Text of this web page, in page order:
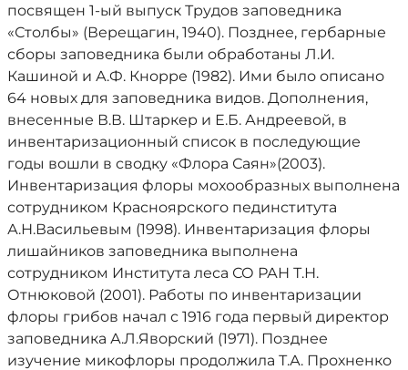
посвящен 1-ый выпуск Трудов заповедника
«Столбы» (Верещагин, 1940). Позднее, гербарные
сборы заповедника были обработаны Л.И.
Кашиной и А.Ф. Кнорре (1982). Ими было описано
64 новых для заповедника видов. Дополнения,
внесенные В.В. Штаркер и Е.Б. Андреевой, в
инвентаризационный список в последующие
годы вошли в сводку «Флора Саян»(2003).
Инвентаризация флоры мохообразных выполнена
сотрудником Красноярского пединститута
А.Н.Васильевым (1998). Инвентаризация флоры
лишайников заповедника выполнена
сотрудником Института леса СО РАН Т.Н.
Отнюковой (2001). Работы по инвентаризации
флоры грибов начал с 1916 года первый директор
заповедника А.Л.Яворский (1971). Позднее
изучение микофлоры продолжила Т.А. Прохненко